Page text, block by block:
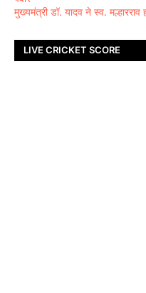
मुख्यमंत्री डॉ. यादव ने स्व. मल्हारराव
LIVE CRICKET SCORE